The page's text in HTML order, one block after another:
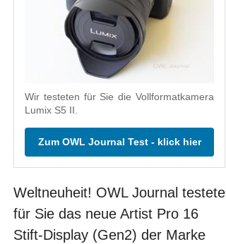
Wir testeten für Sie die Vollformatkamera
Lumix S5 II.
Zum OWL Journal Test - klick hier
Weltneuheit! OWL Journal testete
für Sie das neue Artist Pro 16
Stift-Display (Gen2) der Marke